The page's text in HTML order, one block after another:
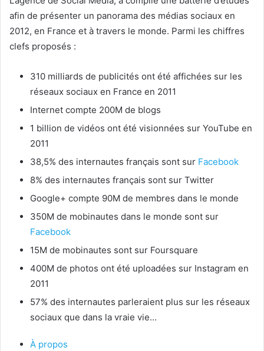
afin de présenter un panorama des médias sociaux en
2012, en France et à travers le monde. Parmi les chiffres
clefs proposés :
310 milliards de publicités ont été affichées sur les
réseaux sociaux en France en 2011
Internet compte 200M de blogs
1 billion de vidéos ont été visionnées sur YouTube en
2011
38,5% des internautes français sont sur Facebook
8% des internautes français sont sur Twitter
Google+ compte 90M de membres dans le monde
350M de mobinautes dans le monde sont sur
Facebook
15M de mobinautes sont sur Foursquare
400M de photos ont été uploadées sur Instagram en
2011
57% des internautes parleraient plus sur les réseaux
sociaux que dans la vraie vie…
À propos